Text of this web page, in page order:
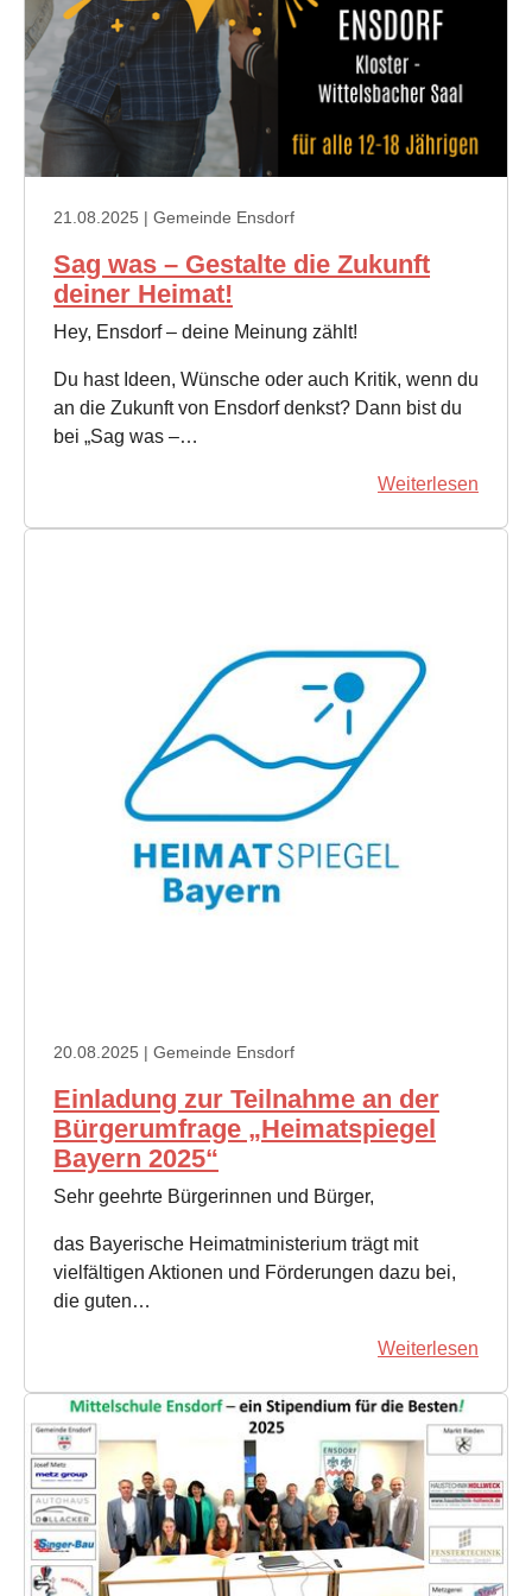
21.08.2025 | Gemeinde Ensdorf
Sag was – Gestalte die Zukunft
deiner Heimat!
Hey, Ensdorf – deine Meinung zählt!
Du hast Ideen, Wünsche oder auch Kritik, wenn du
an die Zukunft von Ensdorf denkst? Dann bist du
bei „Sag was –…
Weiterlesen
20.08.2025 | Gemeinde Ensdorf
Einladung zur Teilnahme an der
Bürgerumfrage „Heimatspiegel
Bayern 2025“
Sehr geehrte Bürgerinnen und Bürger,
das Bayerische Heimatministerium trägt mit
vielfältigen Aktionen und Förderungen dazu bei,
die guten…
Weiterlesen